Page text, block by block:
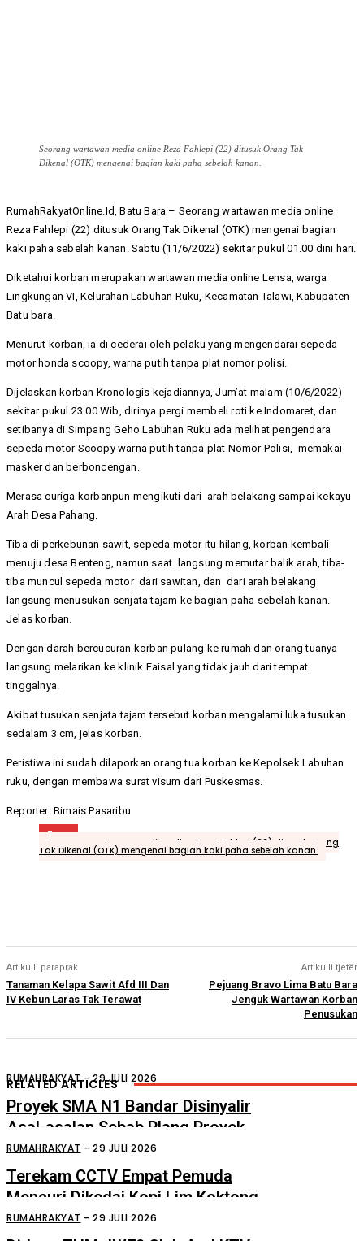
Seorang wartawan media online Reza Fahlepi (22) ditusuk Orang Tak
Dikenal (OTK) mengenai bagian kaki paha sebelah kanan.
RumahRakyatOnline.Id, Batu Bara – Seorang wartawan media online
Reza Fahlepi (22) ditusuk Orang Tak Dikenal (OTK) mengenai bagian
kaki paha sebelah kanan. Sabtu (11/6/2022) sekitar pukul 01.00 dini hari.
Diketahui korban merupakan wartawan media online Lensa, warga
Lingkungan VI, Kelurahan Labuhan Ruku, Kecamatan Talawi, Kabupaten
Batu bara.
Menurut korban, ia di cederai oleh pelaku yang mengendarai sepeda
motor honda scoopy, warna putih tanpa plat nomor polisi.
Dijelaskan korban Kronologis kejadiannya, Jum’at malam (10/6/2022)
sekitar pukul 23.00 Wib, dirinya pergi membeli roti ke Indomaret, dan
setibanya di Simpang Geho Labuhan Ruku ada melihat pengendara
sepeda motor Scoopy warna putih tanpa plat Nomor Polisi, memakai
masker dan berboncengan.
Merasa curiga korbanpun mengikuti dari arah belakang sampai kekayu
Arah Desa Pahang.
Tiba di perkebunan sawit, sepeda motor itu hilang, korban kembali
menuju desa Benteng, namun saat langsung memutar balik arah, tiba-
tiba muncul sepeda motor dari sawitan, dan dari arah belakang
langsung menusukan senjata tajam ke bagian paha sebelah kanan.
Jelas korban.
Dengan darah bercucuran korban pulang ke rumah dan orang tuanya
langsung melarikan ke klinik Faisal yang tidak jauh dari tempat
tinggalnya.
Akibat tusukan senjata tajam tersebut korban mengalami luka tusukan
sedalam 3 cm, jelas korban.
Peristiwa ini sudah dilaporkan orang tua korban ke Kepolsek Labuhan
ruku, dengan membawa surat visum dari Puskesmas.
Reporter: Bimais Pasaribu
Tags
Seorang wartawan media online Reza Fahlepi (22) ditusuk Orang
Tak Dikenal (OTK) mengenai bagian kaki paha sebelah kanan.
Artikulli paraprak
Tanaman Kelapa Sawit Afd III Dan
IV Kebun Laras Tak Terawat
Artikulli tjetër
Pejuang Bravo Lima Batu Bara
Jenguk Wartawan Korban
Penusukan
RELATED ARTICLES
RUMAHRAKYAT - 29 JULI 2026
Proyek SMA N1 Bandar Disinyalir
Asal-asalan Sebab Plang Proyek
Ditempel Tersembunyi
RUMAHRAKYAT - 29 JULI 2026
Terekam CCTV Empat Pemuda
Mencuri Dikedai Kopi Lim Koktong
Perdagangan
RUMAHRAKYAT - 29 JULI 2026